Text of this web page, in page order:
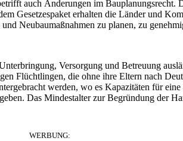
auch Änderungen im
Gesetzespaket erhalten die Länder und
Neubaumaßnahmen zu planen, zu
Versorgung und Betreuung
Flüchtlingen, die ohne ihre Eltern nach
werden, wo es Kapazitäten für
Das Mindestalter zur Begründung der
WERBUNG: